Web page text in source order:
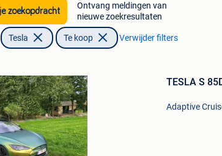
zoekopdracht
Ontvang meldingen van
nieuwe zoekresultaten
Tesla Te koop Verwijder filters
Mijn
Favorieten
TESLA S
Adaptive